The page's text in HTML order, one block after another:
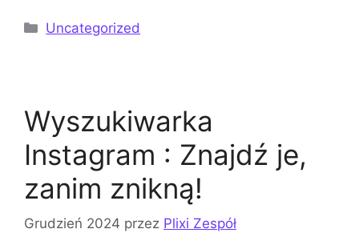
Kategorie
Uncategorized
Wyszukiwarka
Instagram : Znajdź je,
zanim znikną!
Grudzień 2024 przez Plixi Zespół